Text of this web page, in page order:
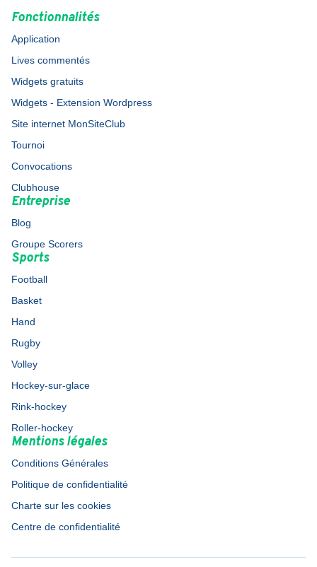
Fonctionnalités
Application
Lives commentés
Widgets gratuits
Widgets - Extension Wordpress
Site internet MonSiteClub
Tournoi
Convocations
Clubhouse
Entreprise
Blog
Groupe Scorers
Sports
Football
Basket
Hand
Rugby
Volley
Hockey-sur-glace
Rink-hockey
Roller-hockey
Mentions légales
Conditions Générales
Politique de confidentialité
Charte sur les cookies
Centre de confidentialité